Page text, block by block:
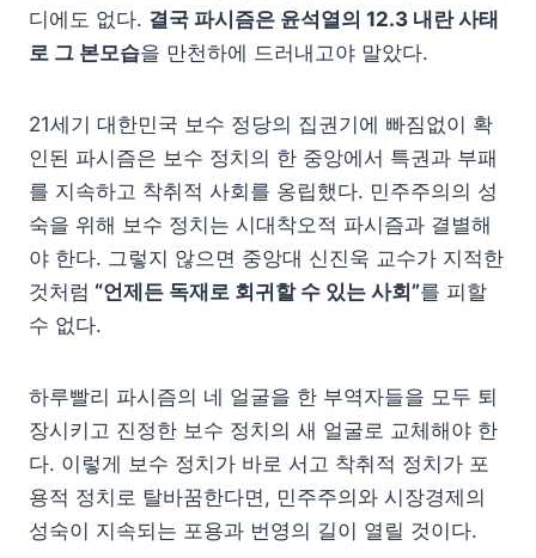
디에도 없다. 결국 파시즘은 윤석열의 12.3 내란 사태
로 그 본모습을 만천하에 드러내고야 말았다.
21세기 대한민국 보수 정당의 집권기에 빠짐없이 확
인된 파시즘은 보수 정치의 한 중앙에서 특권과 부패
를 지속하고 착취적 사회를 옹립했다. 민주주의의 성
숙을 위해 보수 정치는 시대착오적 파시즘과 결별해
야 한다. 그렇지 않으면 중앙대 신진욱 교수가 지적한
것처럼 “언제든 독재로 회귀할 수 있는 사회”를 피할
수 없다.
하루빨리 파시즘의 네 얼굴을 한 부역자들을 모두 퇴
장시키고 진정한 보수 정치의 새 얼굴로 교체해야 한
다. 이렇게 보수 정치가 바로 서고 착취적 정치가 포
용적 정치로 탈바꿈한다면, 민주주의와 시장경제의
성숙이 지속되는 포용과 번영의 길이 열릴 것이다.